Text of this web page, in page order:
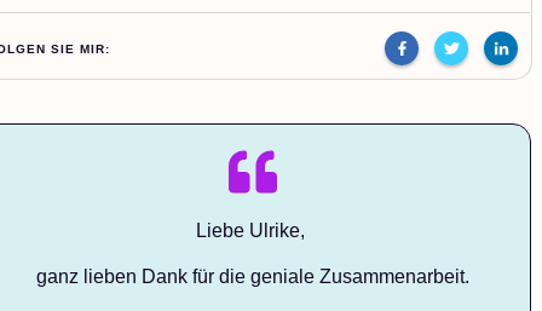
SIE MIR:
Liebe Ulrike,
ganz lieben Dank für die geniale Zusammenarbeit.